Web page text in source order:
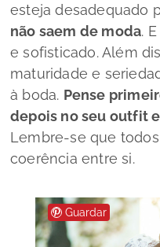
esteja desadequado
não saem de moda.
e sofisticado. Além
maturidade e
à boda. Pense
depois no seu outfit
Lembre-se que
coerência entre si.
Guardar